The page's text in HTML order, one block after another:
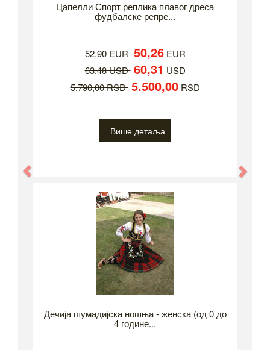
Цапелли Спорт реплика плавог дреса
фудбалске репре...
52,90 EUR 50,26EUR
63,48 USD 60,31 USD
5.790,00 RSD 5.500,00RSD
Више детаља
Дечија шумадијска ношња - женска (од 0 до
4 године...